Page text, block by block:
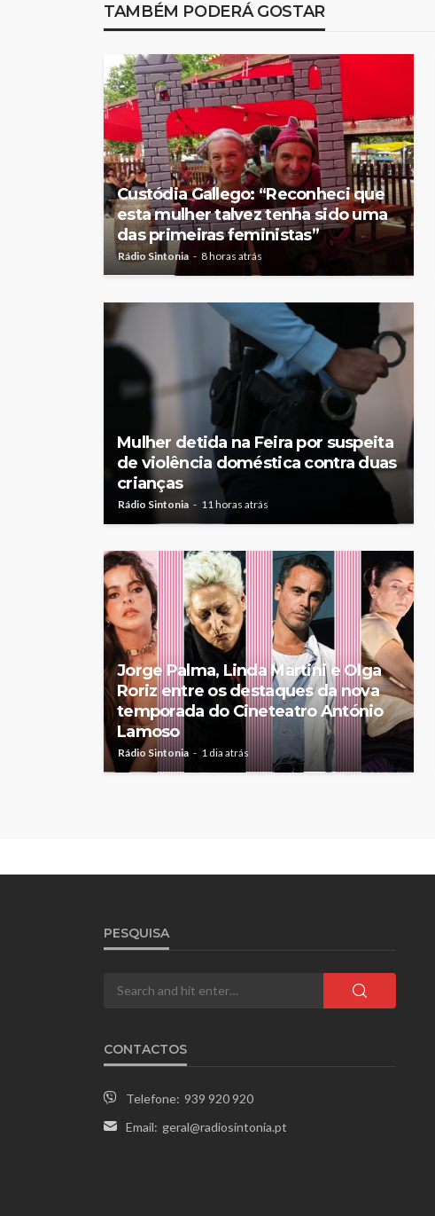
TAMBÉM PODERÁ GOSTAR
Custódia Gallego: “Reconheci que
esta mulher talvez tenha sido uma
das primeiras feministas”
Rádio Sintonia 8 horas atrás
Mulher detida na Feira por suspeita
de violência doméstica contra duas
crianças
Rádio Sintonia 11 horas atrás
Jorge Palma, Linda Martini e Olga
Roriz entre os destaques da nova
temporada do Cineteatro António
Lamoso
Rádio Sintonia 1 dia atrás
PESQUISA
CONTACTOS
Telefone: 939 920 920
Email: geral@radiosintonia.pt